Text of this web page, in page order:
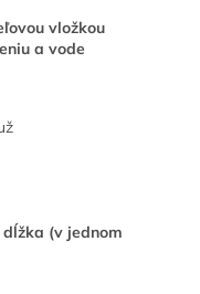
vložkou
a vode
(v jednom